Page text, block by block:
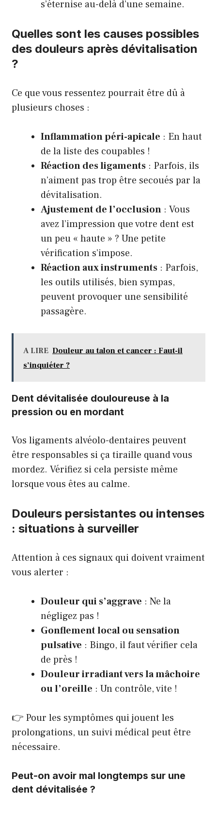
s’éternise au-delà d’une semaine.
Quelles sont les causes possibles
des douleurs après dévitalisation
?
Ce que vous ressentez pourrait être dû à
plusieurs choses :
Inflammation péri-apicale : En haut
de la liste des coupables !
Réaction des ligaments : Parfois, ils
n’aiment pas trop être secoués par la
dévitalisation.
Ajustement de l’occlusion : Vous
avez l’impression que votre dent est
un peu « haute » ? Une petite
vérification s’impose.
Réaction aux instruments : Parfois,
les outils utilisés, bien sympas,
peuvent provoquer une sensibilité
passagère.
A LIRE Douleur au talon et cancer : Faut-il
s’inquiéter ?
Dent dévitalisée douloureuse à la
pression ou en mordant
Vos ligaments alvéolo-dentaires peuvent
être responsables si ça tiraille quand vous
mordez. Vérifiez si cela persiste même
lorsque vous êtes au calme.
Douleurs persistantes ou intenses
: situations à surveiller
Attention à ces signaux qui doivent vraiment
vous alerter :
Douleur qui s’aggrave : Ne la
négligez pas !
Gonflement local ou sensation
pulsative : Bingo, il faut vérifier cela
de près !
Douleur irradiant vers la mâchoire
ou l’oreille : Un contrôle, vite !
👉 Pour les symptômes qui jouent les
prolongations, un suivi médical peut être
nécessaire.
Peut-on avoir mal longtemps sur une
dent dévitalisée ?